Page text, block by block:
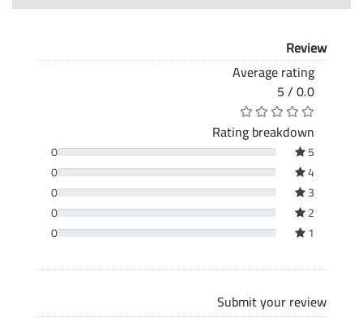
Review
Average rating
0.0 / 5
Rating breakdown
5
0
4
0
3
0
2
0
1
0
Submit your review